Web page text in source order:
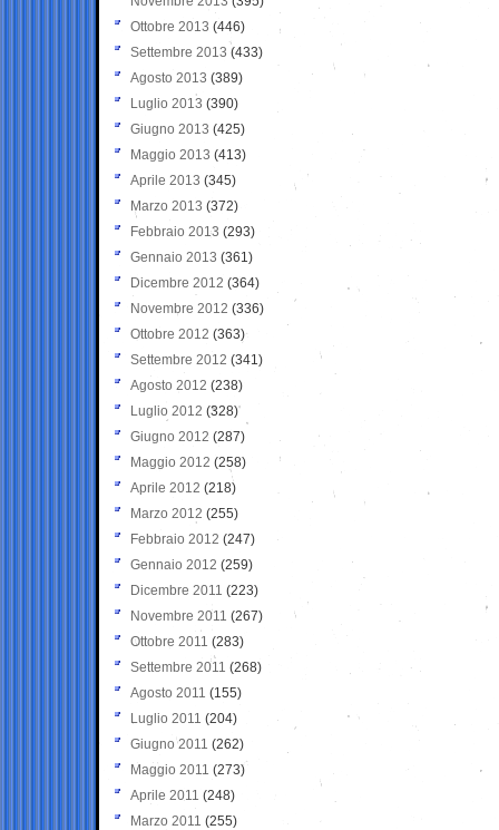
Ottobre 2013 (446)
Settembre 2013 (433)
Agosto 2013 (389)
Luglio 2013 (390)
Giugno 2013 (425)
Maggio 2013 (413)
Aprile 2013 (345)
Marzo 2013 (372)
Febbraio 2013 (293)
Gennaio 2013 (361)
Dicembre 2012 (364)
Novembre 2012 (336)
Ottobre 2012 (363)
Settembre 2012 (341)
Agosto 2012 (238)
Luglio 2012 (328)
Giugno 2012 (287)
Maggio 2012 (258)
Aprile 2012 (218)
Marzo 2012 (255)
Febbraio 2012 (247)
Gennaio 2012 (259)
Dicembre 2011 (223)
Novembre 2011 (267)
Ottobre 2011 (283)
Settembre 2011 (268)
Agosto 2011 (155)
Luglio 2011 (204)
Giugno 2011 (262)
Maggio 2011 (273)
Aprile 2011 (248)
Marzo 2011 (255)